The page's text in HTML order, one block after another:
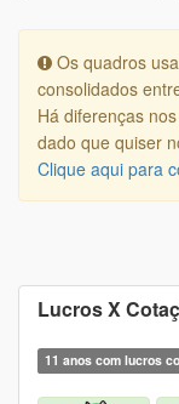
Os quadros
consolidados
Há diferenças
dado que quiser
Clique aqui para
Lucros X
11 anos com lucros